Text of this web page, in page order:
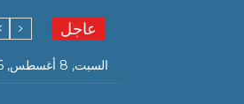
عاجل
السبت, 8 أغسطس, 2026